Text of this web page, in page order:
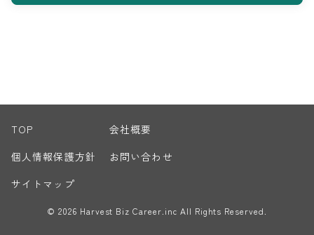
TOP
会社概要
個人情報保護方針
お問い合わせ
サイトマップ
© 2026 Harvest Biz Career.inc All Rights Reserved.